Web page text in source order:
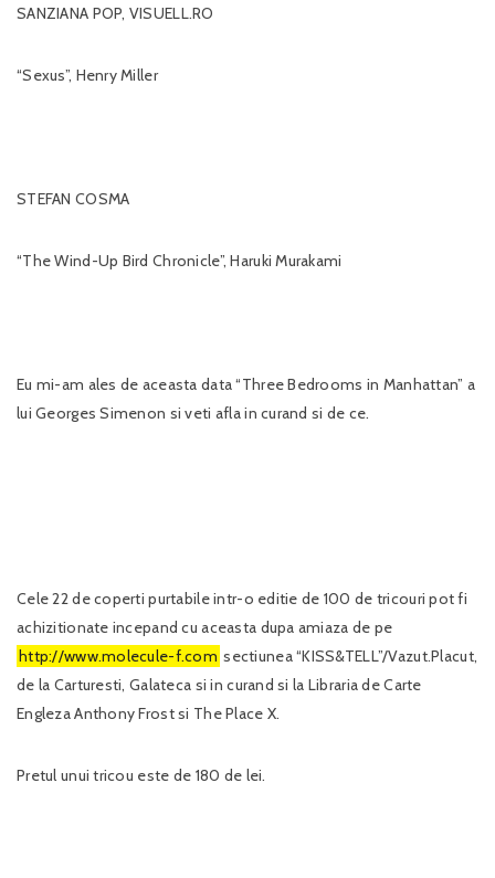
SANZIANA POP, VISUELL.RO
“Sexus”, Henry Miller
STEFAN COSMA
“The Wind-Up Bird Chronicle”, Haruki Murakami
Eu mi-am ales de aceasta data “Three Bedrooms in Manhattan” a
lui Georges Simenon si veti afla in curand si de ce.
Cele 22 de coperti purtabile intr-o editie de 100 de tricouri pot fi
achizitionate incepand cu aceasta dupa amiaza de pe
http://www.molecule-f.com sectiunea “KISS&TELL”/Vazut.Placut,
de la Carturesti, Galateca si in curand si la Libraria de Carte
Engleza Anthony Frost si The Place X.
Pretul unui tricou este de 180 de lei.